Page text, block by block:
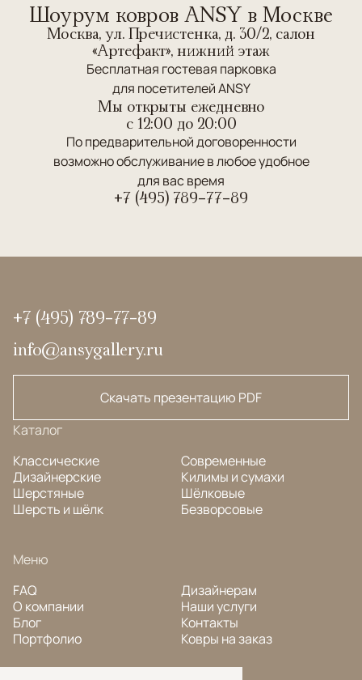
Шоурум ковров ANSY в Москве
Москва, ул. Пречистенка, д. 30/2, салон
«Артефакт», нижний этаж
Бесплатная гостевая парковка
для посетителей ANSY
Мы открыты ежедневно
c 12:00 до 20:00
По предварительной договоренности
возможно обслуживание в любое удобное
для вас время
+7 (495) 789-77-89
+7 (495) 789-77-89
info@ansygallery.ru
Скачать презентацию PDF
Каталог
Классические
Дизайнерские
Шерстяные
Шерсть и шёлк
Современные
Килимы и сумахи
Шёлковые
Безворсовые
Меню
FAQ
О компании
Блог
Портфолио
Дизайнерам
Наши услуги
Контакты
Ковры на заказ